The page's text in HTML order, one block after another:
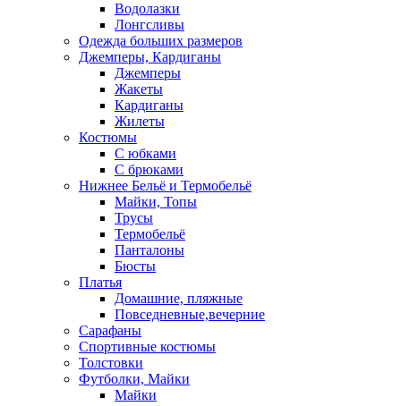
Водолазки
Лонгсливы
Одежда больших размеров
Джемперы, Кардиганы
Джемперы
Жакеты
Кардиганы
Жилеты
Костюмы
С юбками
С брюками
Нижнее Бельё и Термобельё
Майки, Топы
Трусы
Термобельё
Панталоны
Бюсты
Платья
Домашние, пляжные
Повседневные,вечерние
Сарафаны
Спортивные костюмы
Толстовки
Футболки, Майки
Майки